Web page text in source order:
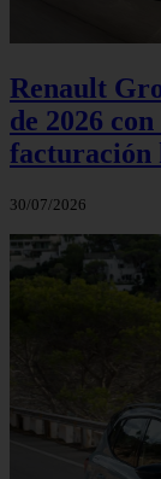
Renault
de 2026
facturación
30/07/2026